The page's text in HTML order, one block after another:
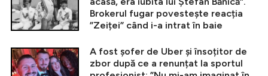
Brokerul fugar povestește reacția
”Zeiței” când i-a intrat în baie
A fost șofer de Uber și însoțitor de
zbor după ce a renunțat la sportul